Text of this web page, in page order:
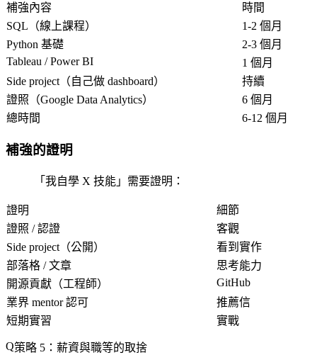
補強內容
時間
SQL（線上課程）
1-2 個月
Python 基礎
2-3 個月
Tableau / Power BI
1 個月
Side project（自己做 dashboard）
持續
證照（Google Data Analytics）
6 個月
總時間
6-12 個月
補強的證明
「我自學 X 技能」需要證明：
證明
細節
證照 / 認證
客觀
Side project（公開）
看到實作
部落格 / 文章
思考能力
開源貢獻（工程師）
GitHub
業界 mentor 認可
推薦信
短期實習
實戰
策略 5：薪資與職等的取捨